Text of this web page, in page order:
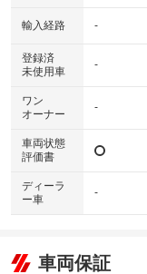
輸入経路 -
登録済
未使用車
-
ワン
オーナー
-
車両状態
評価書
ディーラ
ー車
-
車両保証